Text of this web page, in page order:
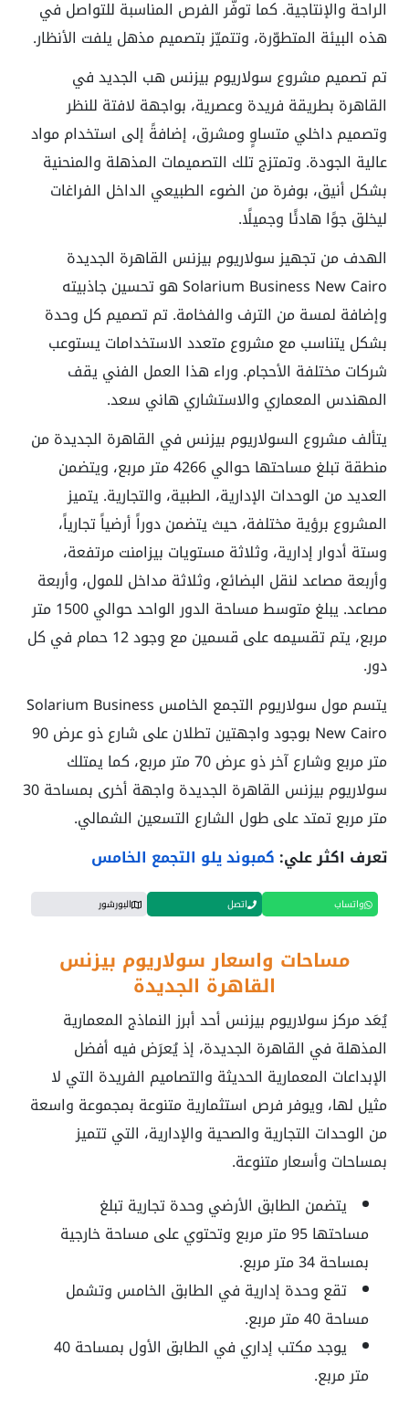
الراحة والإنتاجية. كما توفّر الفرص المناسبة للتواصل في
هذه البيئة المتطوّرة، وتتميّز بتصميم مذهل يلفت الأنظار.
تم تصميم مشروع سولاريوم بيزنس هب الجديد في
القاهرة بطريقة فريدة وعصرية، بواجهة لافتة للنظر
وتصميم داخلي متساوٍ ومشرق، إضافةً إلى استخدام مواد
عالية الجودة. وتمتزج تلك التصميمات المذهلة والمنحنية
بشكل أنيق، بوفرة من الضوء الطبيعي الداخل الفراغات
ليخلق جوًا هادئًا وجميلًا.
الهدف من تجهيز سولاريوم بيزنس القاهرة الجديدة
Solarium Business New Cairo هو تحسين جاذبيته
وإضافة لمسة من الترف والفخامة. تم تصميم كل وحدة
بشكل يتناسب مع مشروع متعدد الاستخدامات يستوعب
شركات مختلفة الأحجام. وراء هذا العمل الفني يقف
المهندس المعماري والاستشاري هاني سعد.
يتألف مشروع السولاريوم بيزنس في القاهرة الجديدة من
منطقة تبلغ مساحتها حوالي 4266 متر مربع، ويتضمن
العديد من الوحدات الإدارية، الطبية، والتجارية. يتميز
المشروع برؤية مختلفة، حيث يتضمن دوراً أرضياً تجارياً،
وستة أدوار إدارية، وثلاثة مستويات بيزامنت مرتفعة،
وأربعة مصاعد لنقل البضائع، وثلاثة مداخل للمول، وأربعة
مصاعد. يبلغ متوسط مساحة الدور الواحد حوالي 1500 متر
مربع، يتم تقسيمه على قسمين مع وجود 12 حمام في كل
دور.
يتسم مول سولاريوم التجمع الخامس Solarium Business
New Cairo بوجود واجهتين تطلان على شارع ذو عرض 90
متر مربع وشارع آخر ذو عرض 70 متر مربع، كما يمتلك
سولاريوم بيزنس القاهرة الجديدة واجهة أخرى بمساحة 30
متر مربع تمتد على طول الشارع التسعين الشمالي.
تعرف اكثر علي: كمبوند يلو التجمع الخامس
واتساب اتصل البورشور
مساحات واسعار سولاريوم بيزنس
القاهرة الجديدة
يُعَد مركز سولاريوم بيزنس أحد أبرز النماذج المعمارية
المذهلة في القاهرة الجديدة، إذ يُعرَض فيه أفضل
الإبداعات المعمارية الحديثة والتصاميم الفريدة التي لا
مثيل لها، ويوفر فرص استثمارية متنوعة بمجموعة واسعة
من الوحدات التجارية والصحية والإدارية، التي تتميز
بمساحات وأسعار متنوعة.
يتضمن الطابق الأرضي وحدة تجارية تبلغ
مساحتها 95 متر مربع وتحتوي على مساحة خارجية
بمساحة 34 متر مربع.
تقع وحدة إدارية في الطابق الخامس وتشمل
مساحة 40 متر مربع.
يوجد مكتب إداري في الطابق الأول بمساحة 40
متر مربع.